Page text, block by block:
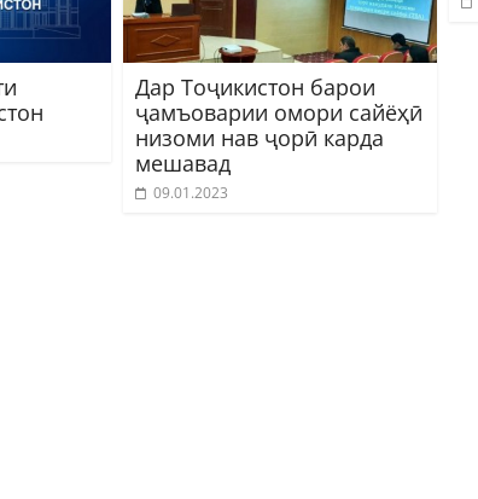
Дар Тоҷикистон барои
ҷамъоварии омори сайёҳӣ
низоми нав ҷорӣ карда
мешавад
09.01.2023